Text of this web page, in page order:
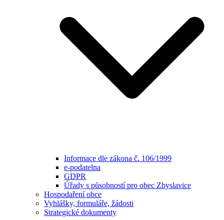
Informace dle zákona č. 106/1999
e-podatelna
GDPR
Úřady s působností pro obec Zbyslavice
Hospodaření obce
Vyhlášky, formuláře, žádosti
Strategické dokumenty